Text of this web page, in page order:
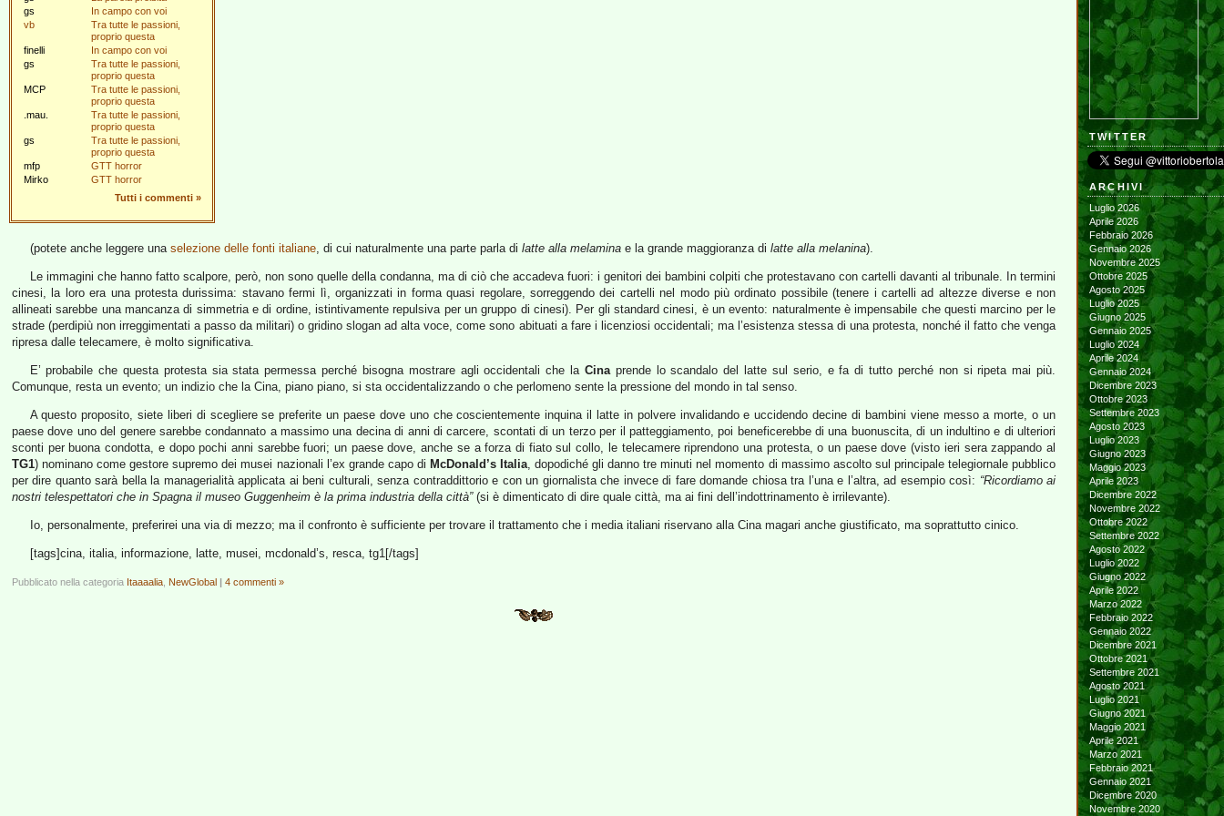
gs
In campo con voi
vb
Tra tutte le passioni,
proprio questa
finelli
In campo con voi
gs
Tra tutte le passioni,
proprio questa
MCP
Tra tutte le passioni,
proprio questa
.mau.
Tra tutte le passioni,
proprio questa
gs
Tra tutte le passioni,
proprio questa
mfp
GTT horror
Mirko
GTT horror
Tutti i commenti »
(potete anche leggere una selezione delle fonti italiane, di cui naturalmente una parte parla di latte alla melaminae la grande maggioranza di latte alla melanina).
Le immagini che hanno fatto scalpore, però, non sono quelle della condanna, ma di ciò che accadeva fuori: i genitori dei bambini colpiti che protestavano con cartelli davanti al tribunale. In termini
cinesi, la loro era una protesta durissima: stavano fermi lì, organizzati in forma quasi regolare, sorreggendo dei cartelli nel modo più ordinato possibile (tenere i cartelli ad altezze diverse e non
allineati sarebbe una mancanza di simmetria e di ordine, istintivamente repulsiva per un gruppo di cinesi). Per gli standard cinesi, è un evento: naturalmente è impensabile che questi marcino per le
strade (perdipiù non irreggimentati a passo da militari) o gridino slogan ad alta voce, come sono abituati a fare i licenziosi occidentali; ma l’esistenza stessa di una protesta, nonché il fatto che venga
ripresa dalle telecamere, è molto significativa.
E’ probabile che questa protesta sia stata permessa perché bisogna mostrare agli occidentali che la Cinaprende lo scandalo del latte sul serio, e fa di tutto perché non si ripeta mai più.
Comunque, resta un evento; un indizio che la Cina, piano piano, si sta occidentalizzando o che perlomeno sente la pressione del mondo in tal senso.
A questo proposito, siete liberi di scegliere se preferite un paese dove uno che coscientemente inquina il latte in polvere invalidando e uccidendo decine di bambini viene messo a morte, o un
paese dove uno del genere sarebbe condannato a massimo una decina di anni di carcere, scontati di un terzo per il patteggiamento, poi beneficerebbe di una buonuscita, di un indultino e di ulteriori
sconti per buona condotta, e dopo pochi anni sarebbe fuori; un paese dove, anche se a forza di fiato sul collo, le telecamere riprendono una protesta, o un paese dove (visto ieri sera zappando al
TG1) nominano come gestore supremo dei musei nazionali l’ex grande capo di McDonald’s Italia, dopodiché gli danno tre minuti nel momento di massimo ascolto sul principale telegiornale pubblico
per dire quanto sarà bella la managerialità applicata ai beni culturali, senza contraddittorio e con un giornalista che invece di fare domande chiosa tra l’una e l’altra, ad esempio così: “Ricordiamo ai
nostri telespettatori che in Spagna il museo Guggenheim è la prima industria della città”(si è dimenticato di dire quale città, ma ai fini dell’indottrinamento è irrilevante).
Io, personalmente, preferirei una via di mezzo; ma il confronto è sufficiente per trovare il trattamento che i media italiani riservano alla Cina magari anche giustificato, ma soprattutto cinico.
[tags]cina, italia, informazione, latte, musei, mcdonald’s, resca, tg1[/tags]
Pubblicato nella categoria Itaaaalia NewGlobal | 4 commenti »
TWITTER
ARCHIVI
Luglio 2026
Aprile 2026
Febbraio 2026
Gennaio 2026
Novembre 2025
Ottobre 2025
Agosto 2025
Luglio 2025
Giugno 2025
Gennaio 2025
Luglio 2024
Aprile 2024
Gennaio 2024
Dicembre 2023
Ottobre 2023
Settembre 2023
Agosto 2023
Luglio 2023
Giugno 2023
Maggio 2023
Aprile 2023
Dicembre 2022
Novembre 2022
Ottobre 2022
Settembre 2022
Agosto 2022
Luglio 2022
Giugno 2022
Aprile 2022
Marzo 2022
Febbraio 2022
Gennaio 2022
Dicembre 2021
Ottobre 2021
Settembre 2021
Agosto 2021
Luglio 2021
Giugno 2021
Maggio 2021
Aprile 2021
Marzo 2021
Febbraio 2021
Gennaio 2021
Dicembre 2020
Novembre 2020